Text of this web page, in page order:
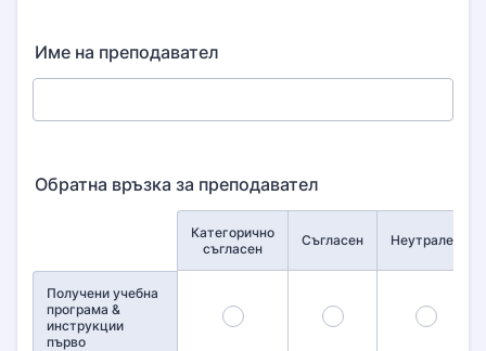
Име на преподавател
Обратна връзка за преподавател
Категорично
съгласен
Съгласен Неутрален
Получени учебна
програма &
инструкции
първо
1 2 3